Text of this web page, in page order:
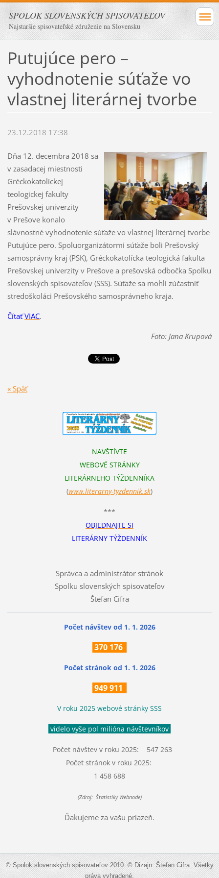
SPOLOK SLOVENSKÝCH SPISOVATEĽOV
Najstaršie spisovateľské združenie na Slovensku
Putujúce pero –
vyhodnotenie súťaže vo
vlastnej literárnej tvorbe
23.12.2018 17:38
Dňa 12. decembra 2018 sa
v zasadacej miestnosti
Gréckokatolíckej
teologickej fakulty
Prešovskej univerzity
v Prešove konalo
slávnostné vyhodnotenie súťaže vo vlastnej literárnej tvorbe
Putujúce pero. Spoluorganizátormi súťaže boli Prešovský
samosprávny kraj (PSK), Gréckokatolícka teologická fakulta
Prešovskej univerzity v Prešove a prešovská odbočka Spolku
slovenských spisovateľov (SSS). Súťaže sa mohli zúčastniť
stredoškoláci Prešovského samosprávneho kraja.
ČítaťVIAC.
Foto: Jana Krupová
« Späť
NAVŠTÍVTE
WEBOVÉ STRÁNKY
LITERÁRNEHO TÝŽDENNÍKA
(www.literarny-tyzdennik.sk)
***
OBJEDNAJTE SI
LITERÁRNY TÝŽDENNÍK
Správca a administrátor stránok
Spolku slovenských spisovateľov
Štefan Cifra
Počet návštev od 1. 1. 2026
370 176
Počet stránok od 1. 1. 2026
949 911
V roku 2025 webové stránky SSS
videlo vyše pol milióna návštevníkov
Počet návštev v roku 2025: 547 263
Počet stránok v roku 2025:
1 458 688
(Zdroj: Štatistiky Webnode)
Ďakujeme za vašu priazeň.
© Spolok slovenských spisovateľov 2010. © Dizajn: Štefan Cifra. Všetky
práva vyhradené.